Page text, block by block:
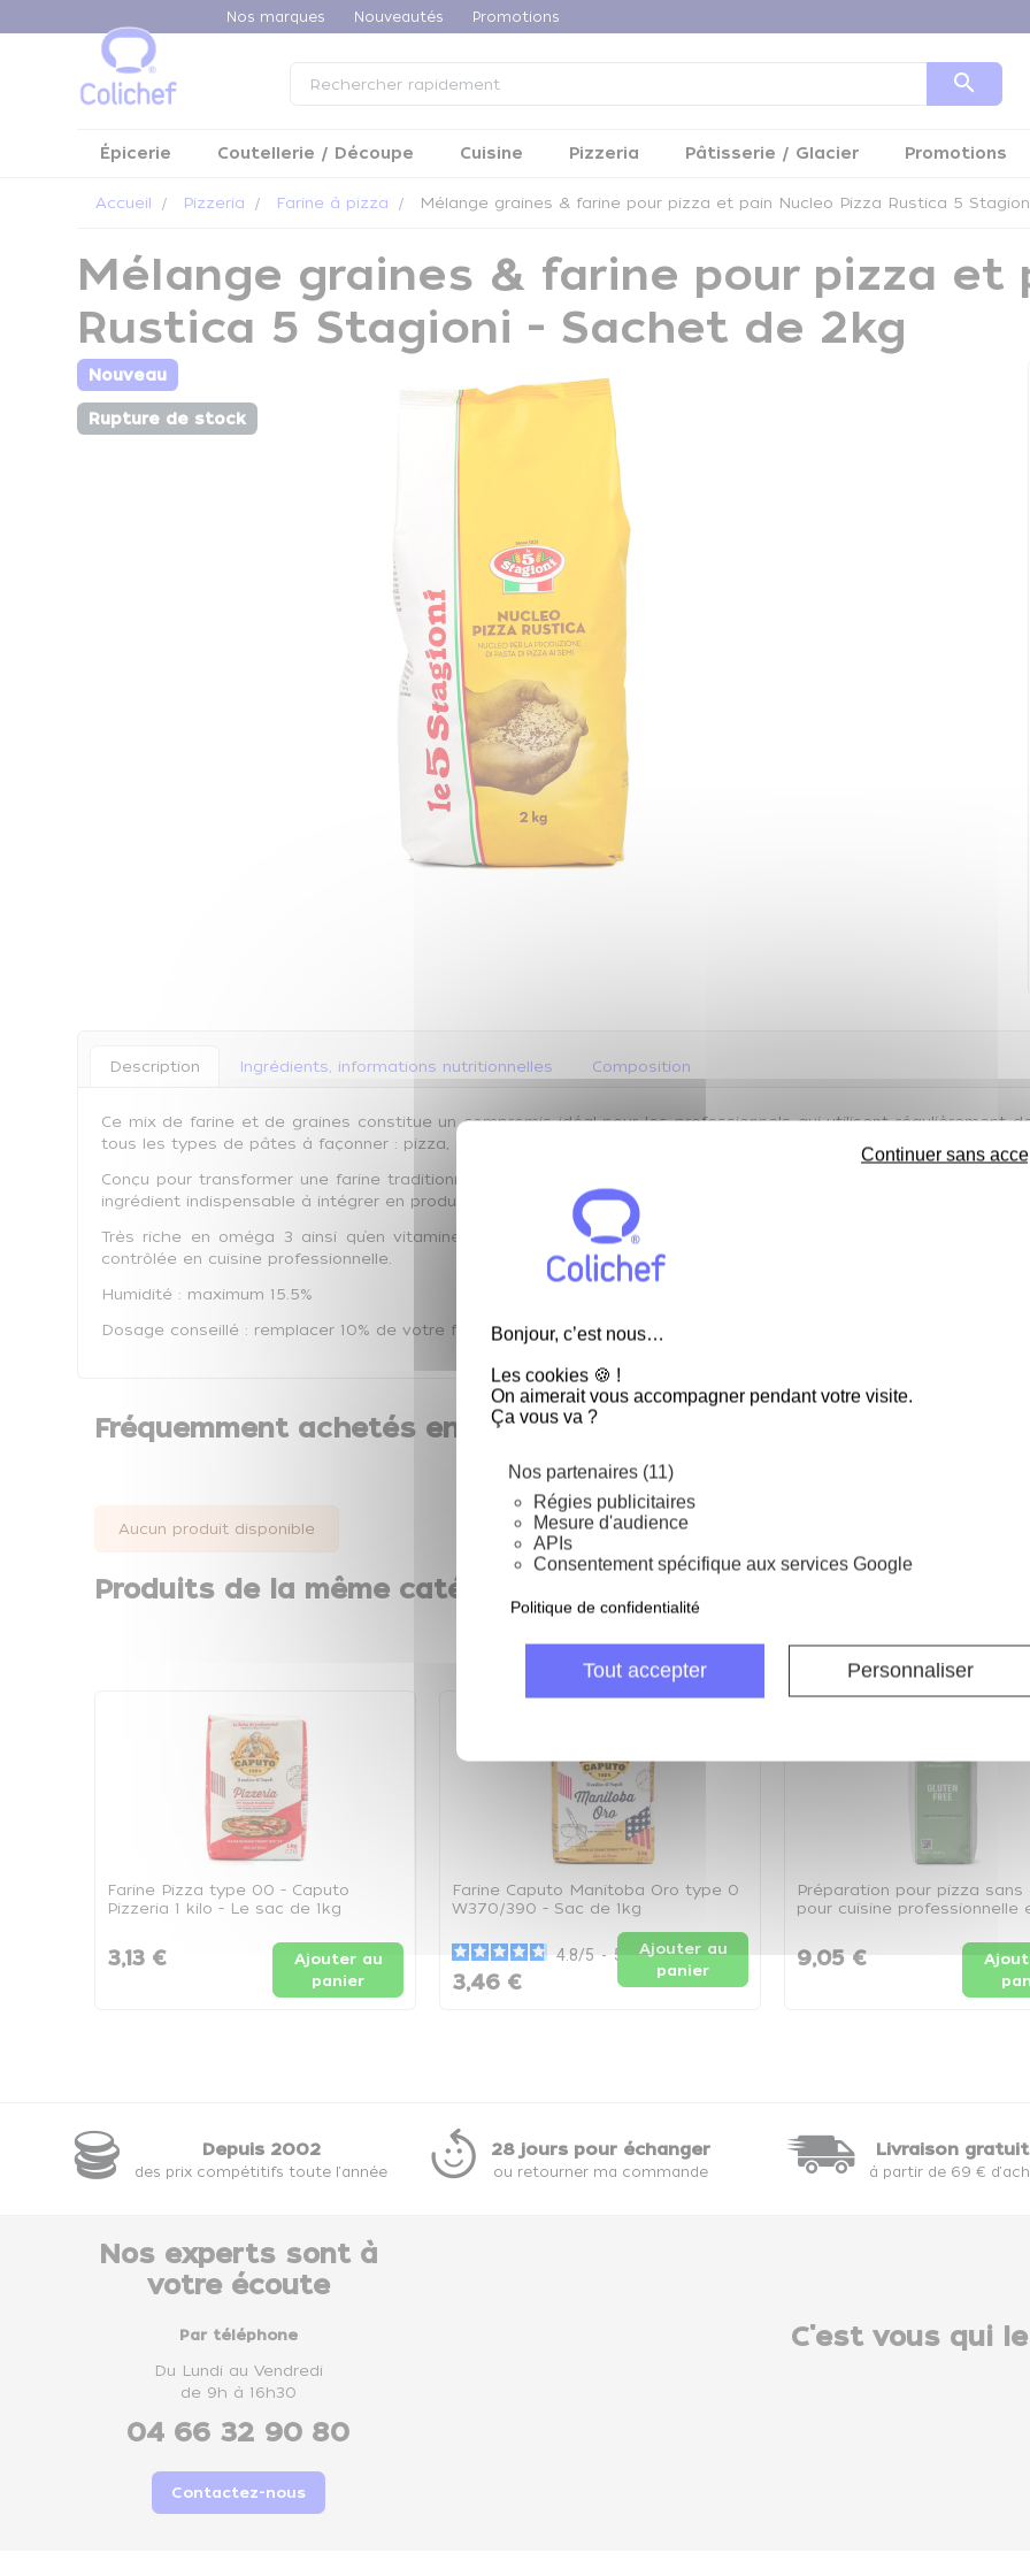
Panneau de gestion des cookies
Bonjour, c’est nous…
Les cookies 🍪 !
On aimerait vous accompagner pendant votre visite.
Ça vous va ?
Nos partenaires (11)
Régies publicitaires
Mesure d'audience
APIs
Consentement spécifique aux services Google
Tout accepter
Continuer sans
Personnaliser
Politique de confidentialité
Nos marques Nouveautés Promotions
search
Épicerie Coutellerie / Découpe Cuisine Pizzeria Pâtisserie / Glacier Promotions
Accueil Pizzeria Farine à pizza Mélange graines & farine pour pizza et pain Nucleo Pizza Rustica 5
Mélange graines & farine pour pizza et
Rustica 5 Stagioni - Sachet de 2kg
Nouveau
Rupture de stock
Description Ingrédients, informations nutritionnelles Composition
Ce mix de farine et de graines constitue un compromis idéal pour les professionnels qui utilisent régulièrement
tous les types de pâtes à façonner : pizza, pain, pâtes…
Conçu pour transformer une farine traditionnelle « OO » ou « O » en un mélange aux grandes valeurs
ingrédient indispensable à intégrer en production.
Très riche en oméga 3 ainsi qu’en vitamines du groupe B et E, il convient particulièrement à la réalisation
contrôlée en cuisine professionnelle.
Humidité : maximum 15.5%
Dosage conseillé : remplacer 10% de votre farine 00 ou 0 par ce mix
Fréquemment achetés ensemble
Aucun produit disponible
Produits de la même catégorie
Farine Pizza type 00 - Caputo
Pizzeria 1 kilo - Le sac de 1kg
3,13 €
Ajouter au
panier
Farine Caputo Manitoba Oro type 0
W370/390 - Sac de 1kg
4.8/5 - 5 avis
3,46 €
Ajouter au
panier
Préparation pour pizza sans
pour cuisine professionnelle
9,05 €
Depuis 2002
des prix compétitifs toute l'année
28 jours pour échanger
ou retourner ma commande
Livraison
à partir de 69 €
Nos experts sont à
votre écoute
Par téléphone
Du Lundi au Vendredi
de 9h à 16h30
04 66 32 90 80
Contactez-nous
C'est vous qui